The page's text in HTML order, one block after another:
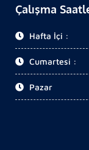
Çalışma
Hafta İçi :
Cumartesi :
Pazar